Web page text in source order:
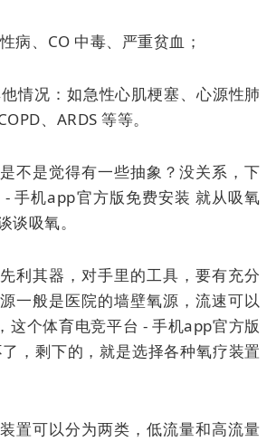
病、CO 中毒、严重贫血；
情况：如急性心肌梗塞、心源性肺
、ARDS 等等。
不是觉得有一些抽象？没关系，下
手机app官方版免费安装 就从吸氧
谈吸氧。
利其器，对手里的工具，要有充分
一般是医院的墙壁氧源，流速可以
这个体育电竞平台 - 手机app官方版
，剩下的，就是选择各种氧疗装置
置可以分为两类，低流量和高流量